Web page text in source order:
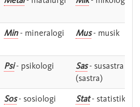
Min- mineralogi Mus- musik
Psi- psikologi Sas- susastra -
(sastra)
Sos- sosiologi Stat- statistik